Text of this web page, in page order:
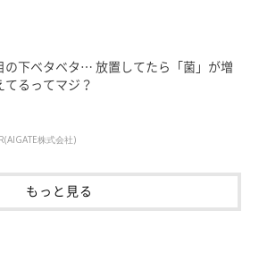
愛いやりとりは、ほかにも
あった！
の下ベタベタ… 放置してたら「菌」が増
てるってマジ？
株式会社)
もっと見る